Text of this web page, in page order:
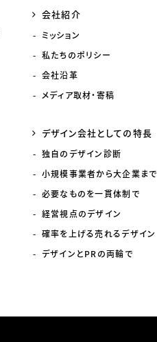
会社紹介
ミッション
私たちのポリシー
会社沿革
メディア取材・寄稿
デザイン会社としての特長
独自のデザイン診断
小規模事業者から大企業まで
必要なものを一貫体制で
経営視点のデザイン
確率を上げる売れるデザイン
デザインとPRの両輪で